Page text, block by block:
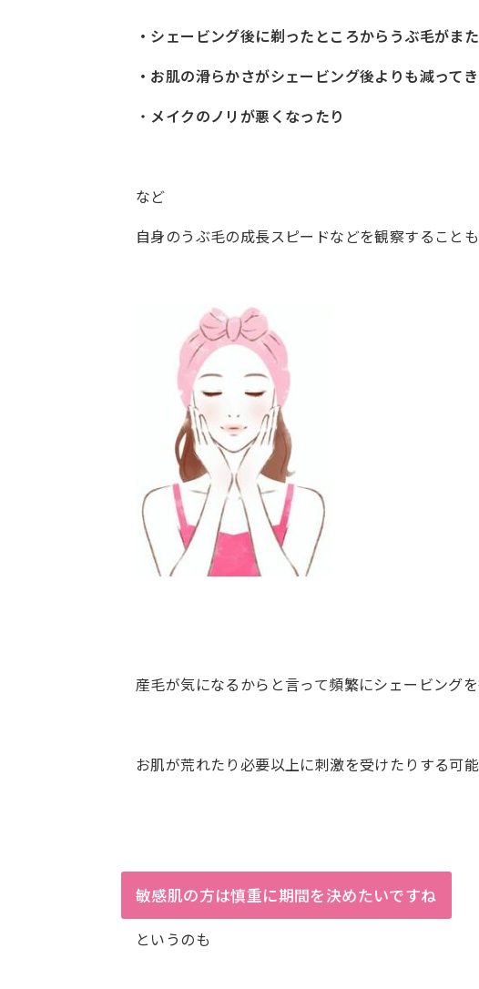
・シェービング後に剃ったところからうぶ毛がま
・お肌の滑らかさがシェービング後よりも減って
・ メイクのノリが悪くなったり
など
自身のうぶ毛の成長スピードなどを観察すること
産毛が気になるからと言って頻繁にシェービングを
お肌が荒れたり必要以上に刺激を受けたりする可
敏感肌の方は慎重に期間を決めたいですね
というのも